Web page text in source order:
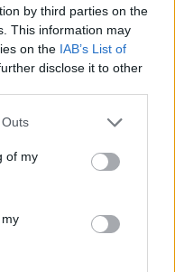
by third parties on the
This information may
on the IAB’s List of
disclose it to other
one or more Google
You may click to
its third-party tags to
in below Google
of my
a Milano tra